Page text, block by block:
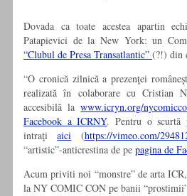
Dovada ca toate acestea apartin
Patapievici de la New York: un
“Clubul de Presa Transatlantic” (?!) din
“O cronică zilnică a prezenţei
realizată în colaborare cu Cristian
accesibilă lawww.icryn.org/
Facebook a ICRNY. Pentru o scurtă
intraţiaici (https://vimeo.com/
“artistic”-anticrestina de pe pagina de
Acum priviti noi “monstre” de arta
la NY COMIC CON pe banii